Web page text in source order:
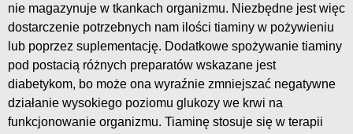
nie magazynuje w tkankach organizmu. Niezbędne jest więc
dostarczenie potrzebnych nam ilości tiaminy w pożywieniu
lub poprzez suplementację. Dodatkowe spożywanie tiaminy
pod postacią różnych preparatów wskazane jest
diabetykom, bo może ona wyraźnie zmniejszać negatywne
działanie wysokiego poziomu glukozy we krwi na
funkcjonowanie organizmu. Tiaminę stosuje się w terapii